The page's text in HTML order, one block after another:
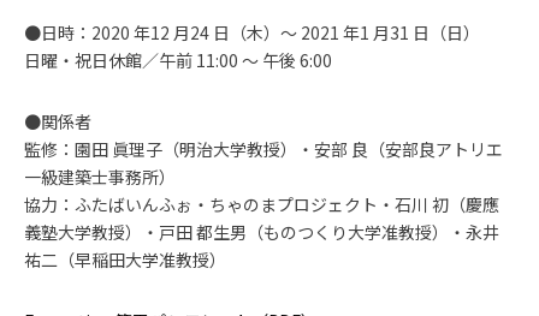
●日時：2020 年12 月24 日（木）〜 2021 年1 月31 日（日）
日曜・祝日休館／午前 11:00 〜 午後 6:00
●関係者
監修：園田 眞理子（明治大学教授）・安部 良（安部良アトリエ
一級建築士事務所）
協力：ふたばいんふぉ・ちゃのまプロジェクト・石川 初（慶應
義塾大学教授）・戸田 都生男（ものつくり大学准教授）・永井
祐二（早稲田大学准教授）